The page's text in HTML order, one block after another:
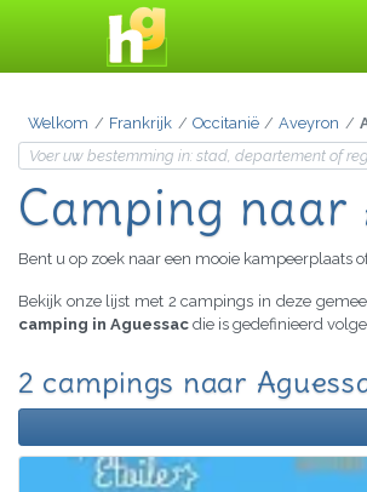
Welkom Frankrijk Occitanië Aveyron
Camping naar
Bent u op zoek naar een mooie kampeerplaats
Bekijk onze lijst met 2 campings in deze
camping in Aguessac die is gedefinieerd
2 campings naar